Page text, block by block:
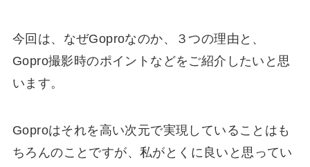
今回は、なぜGoproなのか、 ３つの理由 と、
Gopro撮影時のポイントなどをご紹介したいと思
います。
Goproはそれを高い次元で実現していることはも
ちろんのことですが、私がとくに良いと思ってい